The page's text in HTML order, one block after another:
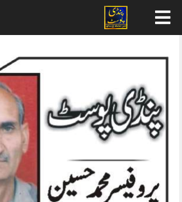
content